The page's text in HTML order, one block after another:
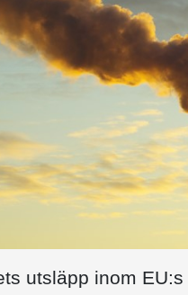
utsläpp inom